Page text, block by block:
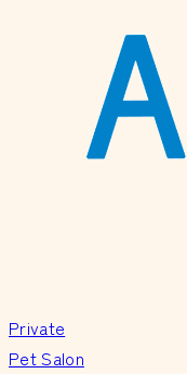
Private
Pet Salon